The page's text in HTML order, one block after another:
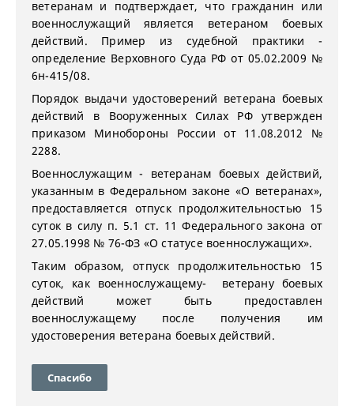
ветеранам и подтверждает, что гражданин или
военнослужащий является ветераном боевых
действий. Пример из судебной практики -
определение Верховного Суда РФ от 05.02.2009 №
6н-415/08.
Порядок выдачи удостоверений ветерана боевых
действий в Вооруженных Силах РФ утвержден
приказом Минобороны России от 11.08.2012 №
2288.
Военнослужащим - ветеранам боевых действий,
указанным в Федеральном законе «О ветеранах»,
предоставляется отпуск продолжительностью 15
суток в силу п. 5.1 ст. 11 Федерального закона от
27.05.1998 № 76-ФЗ «О статусе военнослужащих».
Таким образом, отпуск продолжительностью 15
суток, как военнослужащему- ветерану боевых
действий может быть предоставлен
военнослужащему после получения им
удостоверения ветерана боевых действий.
Спасибо